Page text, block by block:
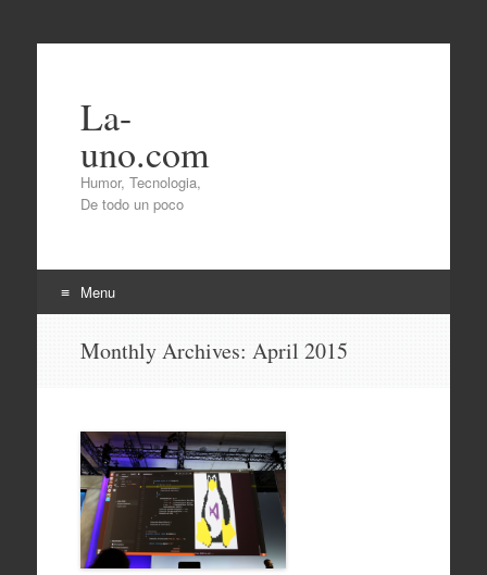
La-
uno.com
Humor, Tecnologia,
De todo un poco
Menu
Monthly Archives: April 2015